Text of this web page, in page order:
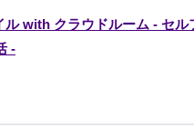
ル with クラウドルーム - セル
-